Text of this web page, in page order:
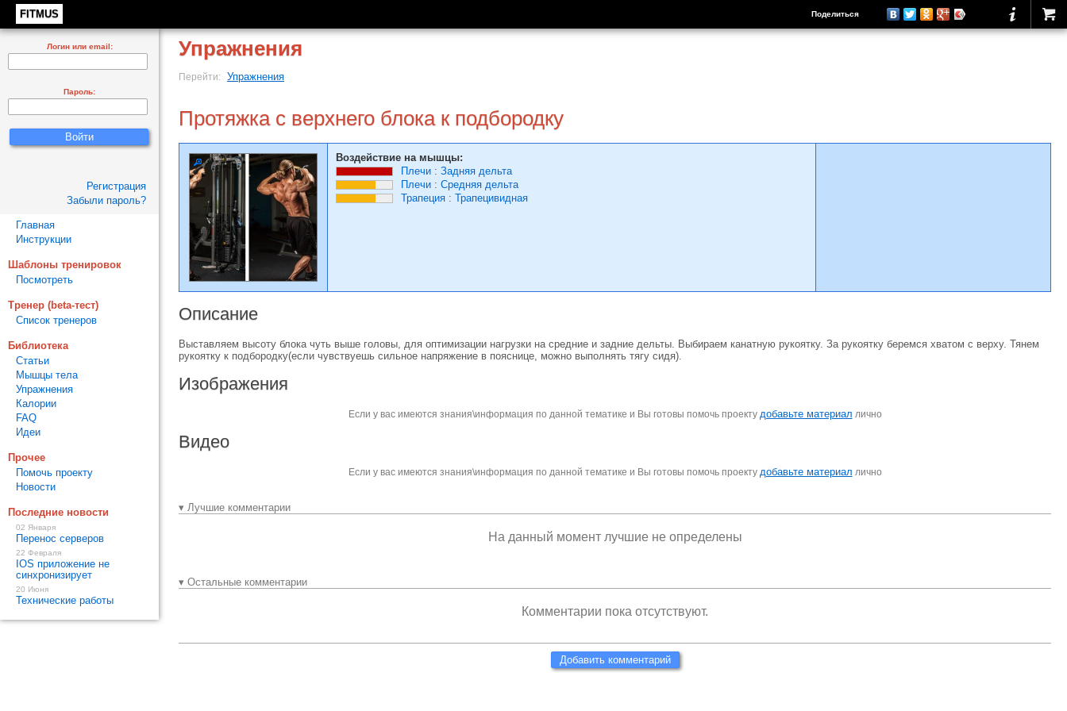
FITMUS Поделиться
Упражнения
Перейти: Упражнения
Протяжка с верхнего блока к подбородку
Воздействие на мышцы:
Плечи : Задняя дельта
Плечи : Средняя дельта
Трапеция : Трапецивидная
Описание
Выставляем высоту блока чуть выше головы, для оптимизации нагрузки на средние и задние дельты. Выбираем канатную рукоятку. За рукоятку беремся хватом с верху. Тянем
рукоятку к подбородку(если чувствуешь сильное напряжение в пояснице, можно выполнять тягу сидя).
Изображения
Если у вас имеются знания\информация по данной тематике и Вы готовы помочь проекту добавьте материал лично
Видео
Если у вас имеются знания\информация по данной тематике и Вы готовы помочь проекту добавьте материал лично
▾ Лучшие комментарии
На данный момент лучшие не определены
▾ Остальные комментарии
Комментарии пока отсутствуют.
Добавить комментарий
Логин или email:
Пароль:
Регистрация
Забыли пароль?
Главная
Инструкции
Шаблоны тренировок
Посмотреть
Тренер (beta-тест)
Список тренеров
Библиотека
Статьи
Мышцы тела
Упражнения
Калории
FAQ
Идеи
Прочее
Помочь проекту
Новости
Последние новости
02 Января
Перенос серверов
22 Февраля
IOS приложение не
синхронизирует
20 Июня
Технические работы